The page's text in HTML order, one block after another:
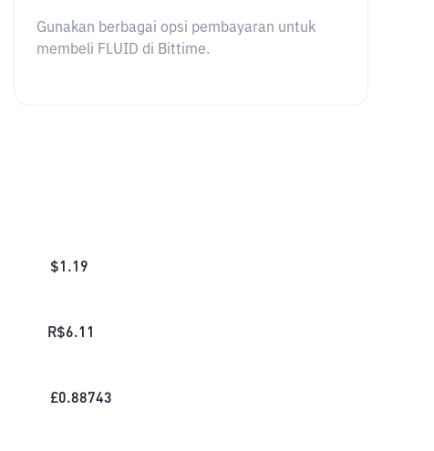
Gunakan berbagai opsi pembayaran untuk
membeli FLUID di Bittime.
$1.19
R$6.11
£0.88743